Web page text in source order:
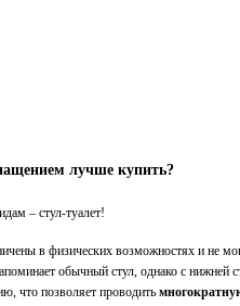
лучше купить?
– стул-туалет!
в физических возможностях и не
обычный стул, однако с нижней
что позволяет проводить